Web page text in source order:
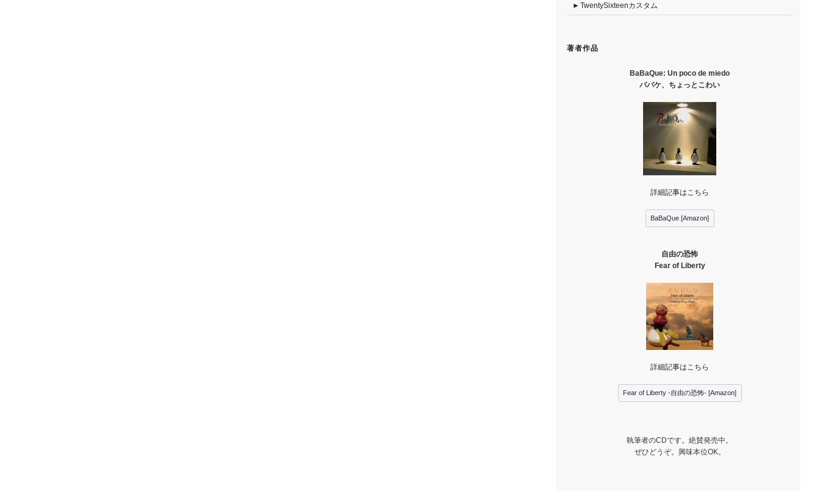
TwentySixteenカスタム
著者作品
BaBaQue: Un poco de miedo
ババケ、ちょっとこわい
詳細記事はこちら
BaBaQue [Amazon]
自由の恐怖
Fear of Liberty
詳細記事はこちら
Fear of Liberty -自由の恐怖- [Amazon]
執筆者のCDです。絶賛発売中。
ぜひどうぞ。興味本位OK。